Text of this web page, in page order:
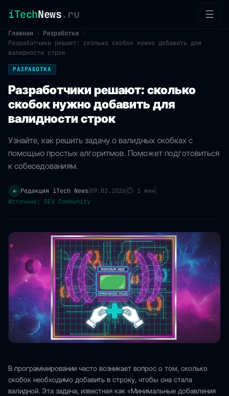
iTechNews.ru ☰
Главная › Разработка
›
Разработчики решают: сколько скобок нужно добавить для
валидности строк
РАЗРАБОТКА
Разработчики решают: сколько
скобок нужно добавить для
валидности строк
Узнайте, как решить задачу о валидных скобках с
помощью простых алгоритмов. Поможет подготовиться
к собеседованиям.
✍️ Редакция iTech News 09.03.2026⏱ 1 мин
Источник: DEV Community
В программировании часто возникает вопрос о том, сколько
скобок необходимо добавить в строку, чтобы она стала
валидной. Эта задача, известная как «Минимальные добавления